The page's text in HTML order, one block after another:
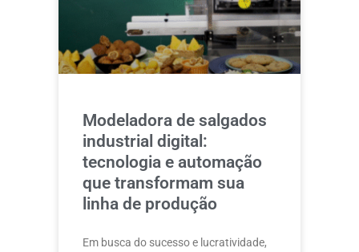
Modeladora de salgados
industrial digital:
tecnologia e automação
que transformam sua
linha de produção
Em busca do sucesso e lucratividade,